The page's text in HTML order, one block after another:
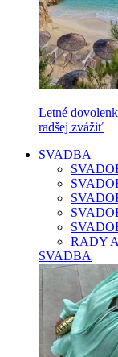
Letné
radšej zvážiť
SVADBA
RADY
SVADBA